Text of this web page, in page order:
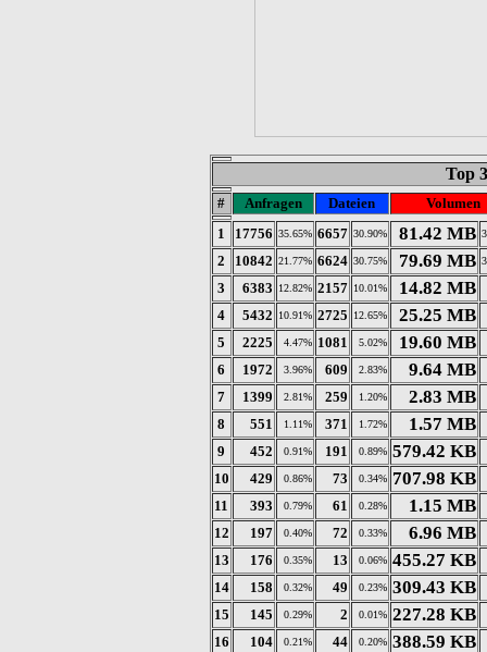
Top
# Anfragen Dateien
Volumen
1
17756 35.65% 6657 30.90% 81.42 MB
2 10842 21.77% 6624 30.75% 79.69 MB
3 6383 12.82% 2157 10.01% 14.82 MB
4 5432 10.91% 2725 12.65% 25.25 MB
5 2225 4.47% 1081 5.02% 19.60 MB
6 1972 3.96% 609 2.83% 9.64 MB
7 1399 2.81% 259 1.20% 2.83 MB
8 551 1.11% 371 1.72% 1.57 MB
9 452 0.91% 191 0.89% 579.42 KB
10 429 0.86% 73 0.34% 707.98 KB
11 393 0.79% 61 0.28% 1.15 MB
12 197 0.40% 72 0.33% 6.96 MB
13 176 0.35% 13 0.06% 455.27 KB
14 158 0.32% 49 0.23% 309.43 KB
15 145 0.29% 2 0.01% 227.28 KB
16 104 0.21% 44 0.20% 388.59 KB